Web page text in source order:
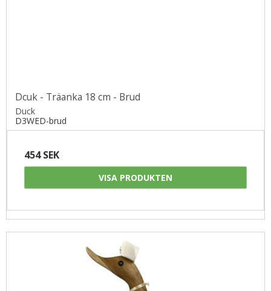
Dcuk - Träanka 18 cm - Brud
Duck
D3WED-brud
454 SEK
VISA PRODUKTEN